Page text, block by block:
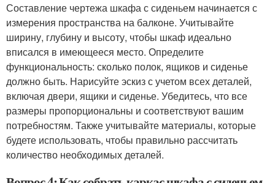
Составление чертежа шкафа с сиденьем начинается с
измерения пространства на балконе. Учитывайте
ширину, глубину и высоту, чтобы шкаф идеально
вписался в имеющееся место. Определите
функциональность: сколько полок, ящиков и сиденье
должно быть. Нарисуйте эскиз с учетом всех деталей,
включая двери, ящики и сиденье. Убедитесь, что все
размеры пропорциональны и соответствуют вашим
потребностям. Также учитывайте материалы, которые
будете использовать, чтобы правильно рассчитать
количество необходимых деталей.